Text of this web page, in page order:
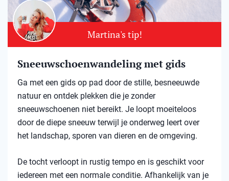
Martina's tip!
Sneeuwschoenwandeling met gids
Ga met een gids op pad door de stille, besneeuwde
natuur en ontdek plekken die je zonder
sneeuwschoenen niet bereikt. Je loopt moeiteloos
door de diepe sneeuw terwijl je onderweg leert over
het landschap, sporen van dieren en de omgeving.
De tocht verloopt in rustig tempo en is geschikt voor
iedereen met een normale conditie. Afhankelijk van je